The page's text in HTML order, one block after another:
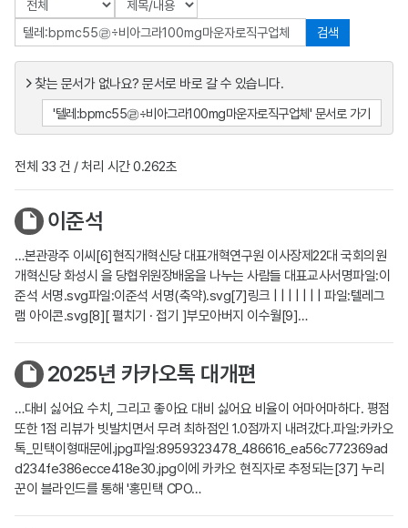
검색
찾는 문서가 없나요? 문서로 바로 갈 수 있습니다.
'텔레:bpmc55㉣÷비아그라100mg마운자로직구업체' 문서로 가기
전체 33 건 / 처리 시간 0.262초
이준석
…본관광주 이씨[6]현직개혁신당 대표개혁연구원 이사장제22대 국회의원
개혁신당 화성시 을 당협위원장배움을 나누는 사람들 대표교사서명파일:이
준석 서명.svg파일:이준석 서명(축약).svg[7]링크 | | | | | | | 파일:텔레그
램 아이콘.svg[8][ 펼치기 · 접기 ]부모아버지 이수월[9]…
2025년 카카오톡 대개편
…대비 싫어요 수치, 그리고 좋아요 대비 싫어요 비율이 어마어마하다. 평점
또한 1점 리뷰가 빗발치면서 무려 최하점인 1.0점까지 내려갔다.파일:카카오
톡_민택이형때문에.jpg파일:8959323478_486616_ea56c772369ad
d234fe386ecce418e30.jpg이에 카카오 현직자로 추정되는[37] 누리
꾼이 블라인드를 통해 '홍민택 CPO…